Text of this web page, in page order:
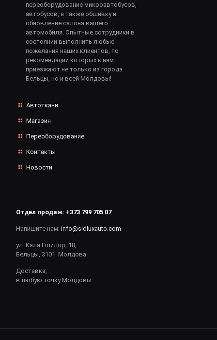
переоборудование микроавтобусов,
автобусов, а также обшивку и
обновление салона вашего
автомобиля. Опытные сотрудники в
состоянии выполнить любые
пожелания наших клиентов, по
рекомендации которых к нам
приезжают не только из города
Бельцы, но и всей Молдовы!
Автоткани
Магазин
Переоборудование
Контакты
Новости
Отдел продаж: +373 799 705 07
Напишите нам: info@sidluxauto.com
ул. Каля Ешилор, 18,
Бельцы, 3101. Молдова
Доставка,
в любую точку Молдовы